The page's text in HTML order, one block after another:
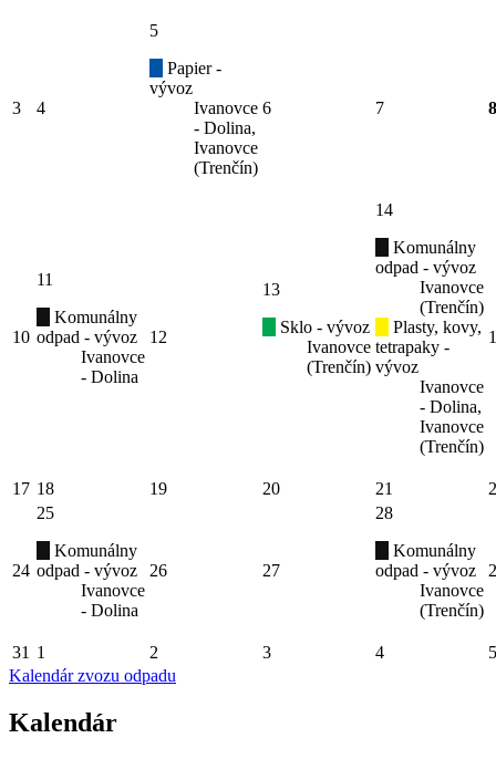
3 4
5
Papier -
vývoz
Ivanovce
- Dolina,
Ivanovce
(Trenčín)
6 7 8
10
11
Komunálny
odpad - vývoz
Ivanovce
- Dolina
12
13
Sklo - vývoz
Ivanovce
(Trenčín)
14
Komunálny
odpad - vývoz
Ivanovce
(Trenčín)
Plasty, kovy,
tetrapaky -
vývoz
Ivanovce
- Dolina,
Ivanovce
(Trenčín)
17 18 19 20 21
24
25
Komunálny
odpad - vývoz
Ivanovce
- Dolina
26 27
28
Komunálny
odpad - vývoz
Ivanovce
(Trenčín)
31 1 2 3 4
5
Kalendár zvozu odpadu
Kalendár